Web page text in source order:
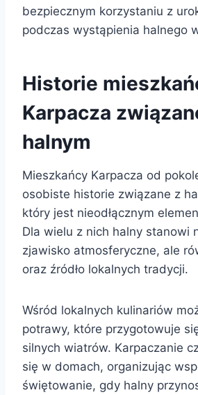
bezpiecznym korzystaniu z
podczas wystąpienia halnego
Historie
Karpacza
halnym
Mieszkańcy Karpacza od
osobiste historie związane z
który jest nieodłącznym
Dla wielu z nich halny stanowi
zjawisko atmosferyczne, ale
oraz źródło lokalnych tradycji.
Wśród lokalnych kulinariów
potrawy, które przygotowuje
silnych wiatrów. Karpaczanie
się w domach, organizując
świętowanie, gdy halny